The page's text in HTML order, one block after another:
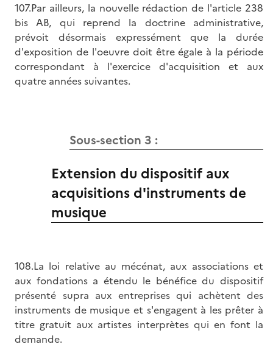
107.Par ailleurs, la nouvelle rédaction de l'article 238
bis AB, qui reprend la doctrine administrative,
prévoit désormais expressément que la durée
d'exposition de l'oeuvre doit être égale à la période
correspondant à l'exercice d'acquisition et aux
quatre années suivantes.
Sous-section 3 :
Extension du dispositif aux
acquisitions d'instruments de
musique
108.La loi relative au mécénat, aux associations et
aux fondations a étendu le bénéfice du dispositif
présenté supra aux entreprises qui achètent des
instruments de musique et s'engagent à les prêter à
titre gratuit aux artistes interprètes qui en font la
demande.